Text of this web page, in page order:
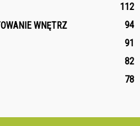
112
WNĘTRZ
94
91
82
78